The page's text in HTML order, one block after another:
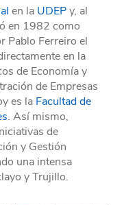
en la UDEPy, al
en 1982 como
Pablo Ferreiro el
en la
de Economía y
de Empresas
es la Facultad de
. Así mismo,
de
y Gestión
una intensa
y Trujillo.